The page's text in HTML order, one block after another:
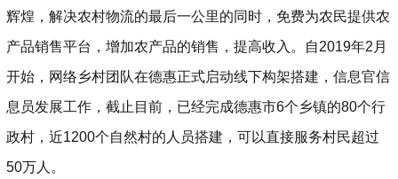
辉煌，解决农村物流的最后一公里的同时，免费为农民提供农
产品销售平台，增加农产品的销售，提高收入。自2019年2月
开始，网络乡村团队在德惠正式启动线下构架搭建，信息官信
息员发展工作，截止目前，已经完成德惠市6个乡镇的80个行
政村，近1200个自然村的人员搭建，可以直接服务村民超过
50万人。